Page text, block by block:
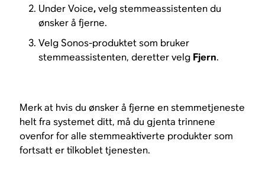
Under Voice,velg stemmeassistenten du
ønsker å fjerne.
Velg Sonos-produktet som bruker
stemmeassistenten, deretter velg Fjern.
Merk at hvis du ønsker å fjerne en stemmetjeneste
helt fra systemet ditt, må du gjenta trinnene
ovenfor for alle stemmeaktiverte produkter som
fortsatt er tilkoblet tjenesten.